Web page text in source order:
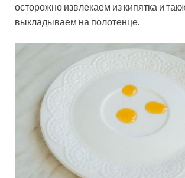
осторожно извлекаем из кипятка и
выкладываем на полотенце.